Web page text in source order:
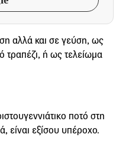
αλλά και σε γεύση, ως
τραπέζι, ή ως τελείωμα
ποτό στη
είναι εξίσου υπέροχο.